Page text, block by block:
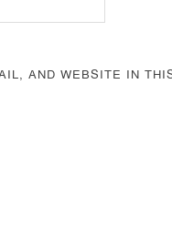
AND WEBSITE IN